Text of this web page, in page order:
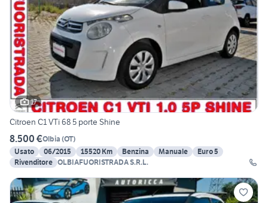
17
Citroen C1 VTi 68 5 porte Shine
8.500 €Olbia (OT)
Usato
06/2015 15520 Km Benzina Manuale
Euro 5
Rivenditore OLBIAFUORISTRADA S.R.L.